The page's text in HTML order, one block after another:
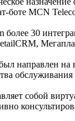
боте MCN
более 30
направлен на
обслуживания
собой